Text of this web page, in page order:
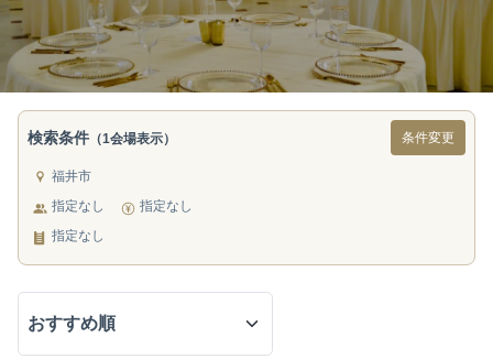
検索条件 （1会場表示） 条件変更
福井市
指定なし
指定なし
指定なし